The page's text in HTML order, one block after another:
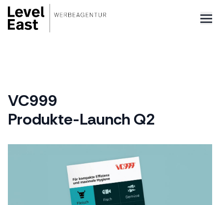
Zum
Inhalt
springen
VC999
Produkte-Launch Q2